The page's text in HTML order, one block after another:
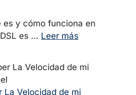
es y cómo funciona en
es … Leer más
La Velocidad de mi